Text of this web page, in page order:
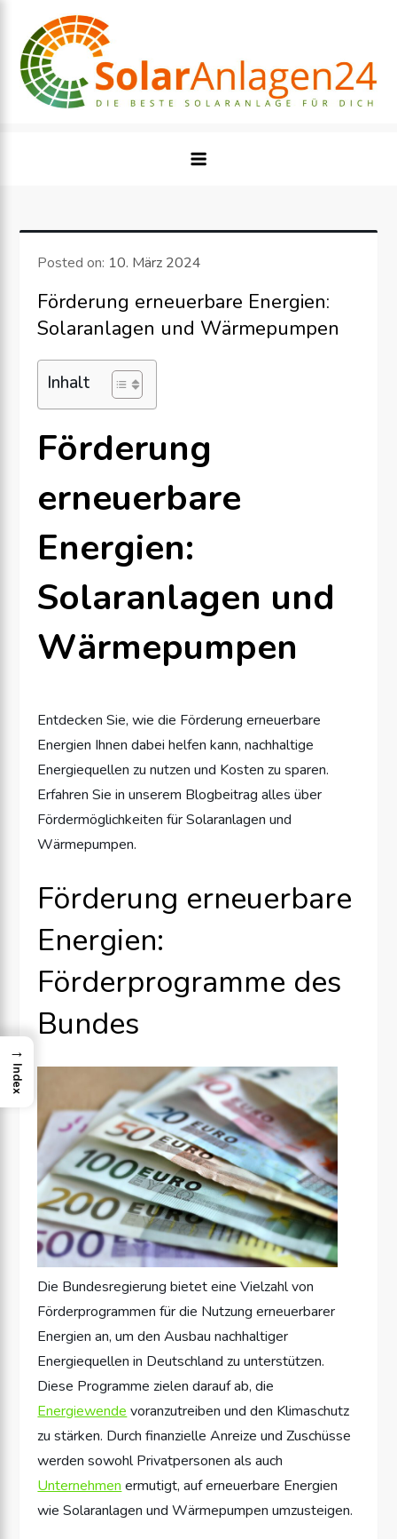
content
Posted on: 10. März 2024
Förderung erneuerbare Energien:
Solaranlagen und Wärmepumpen
Inhalt
Förderung
erneuerbare
Energien:
Solaranlagen und
Wärmepumpen
Entdecken Sie, wie die Förderung erneuerbare
Energien Ihnen dabei helfen kann, nachhaltige
Energiequellen zu nutzen und Kosten zu sparen.
Erfahren Sie in unserem Blogbeitrag alles über
Fördermöglichkeiten für Solaranlagen und
Wärmepumpen.
Förderung erneuerbare
Energien:
Förderprogramme des
Bundes
Die Bundesregierung bietet eine Vielzahl von
Förderprogrammen für die Nutzung erneuerbarer
Energien an, um den Ausbau nachhaltiger
Energiequellen in Deutschland zu unterstützen.
Diese Programme zielen darauf ab, die
Energiewende voranzutreiben und den Klimaschutz
zu stärken. Durch finanzielle Anreize und Zuschüsse
werden sowohl Privatpersonen als auch
Unternehmen ermutigt, auf erneuerbare Energien
wie Solaranlagen und Wärmepumpen umzusteigen.
→
Index